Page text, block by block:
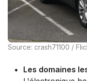
Source: crash71100 /
Les domaines